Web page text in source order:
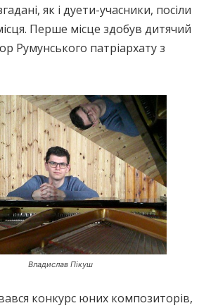
як і дуети-учасники, посіли
Перше місце здобув дитячий
Румунського патріархату з
Владислав Пікуш
конкурс юних композиторів,